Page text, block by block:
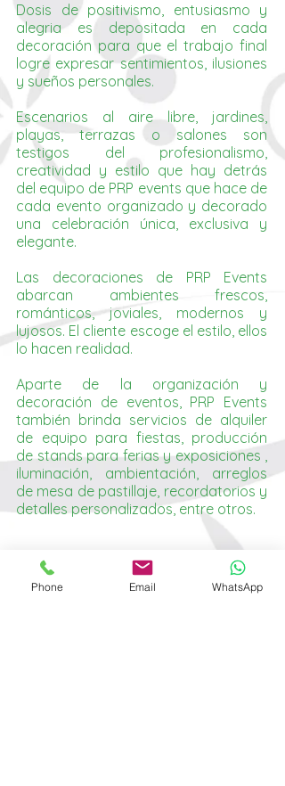
Dosis de positivismo, entusiasmo y
alegria es depositada en cada
decoración para que el trabajo final
logre expresar sentimientos, ilusiones
y sueños personales.
Escenarios al aire libre, jardines,
playas, terrazas o salones son
testigos del profesionalismo,
creatividad y estilo que hay detrás
del equipo de PRP events que hace de
cada evento organizado y decorado
una celebración única, exclusiva y
elegante.
Las decoraciones de PRP Events
abarcan ambientes frescos,
románticos, joviales, modernos y
lujosos. El cliente escoge el estilo, ellos
lo hacen realidad.
Aparte de la organización y
decoración de eventos, PRP Events
también brinda servicios de alquiler
de equipo para fiestas, producción
de stands para ferias y exposiciones ,
iluminación, ambientación, arreglos
de mesa de pastillaje, recordatorios y
detalles personalizados, entre otros.
Phone Email WhatsApp